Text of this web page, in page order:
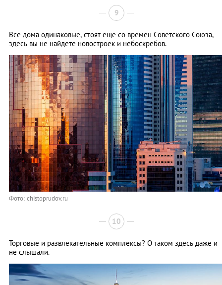
9
Все дома одинаковые, стоят еще со времен Советского Союза,
здесь вы не найдете новостроек и небоскребов.
Фото: chistoprudov.ru
10
Торговые и развлекательные комплексы? О таком здесь даже и
не слышали.